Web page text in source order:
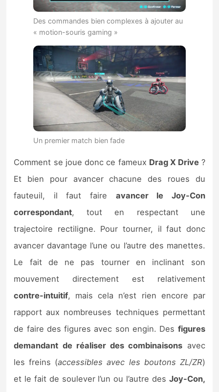
Des commandes bien complexes à ajouter au
« motion-souris gaming »
Un premier match bien fade
Comment se joue donc ce fameux Drag X Drive ?
Et bien pour avancer chacune des roues du
fauteuil, il faut faire avancer le Joy-Con
correspondant, tout en respectant une
trajectoire rectiligne. Pour tourner, il faut donc
avancer davantage l’une ou l’autre des manettes.
Le fait de ne pas tourner en inclinant son
mouvement directement est relativement
contre-intuitif, mais cela n’est rien encore par
rapport aux nombreuses techniques permettant
de faire des figures avec son engin. Des figures
demandant de réaliser des combinaisons avec
les freins (accessibles avec les boutons ZL/ZR)
et le fait de soulever l’un ou l’autre des Joy-Con,